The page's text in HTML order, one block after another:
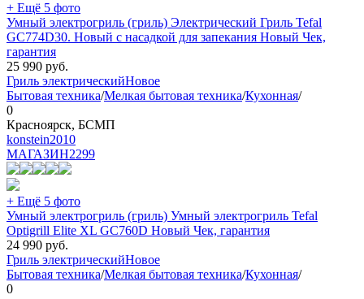
+ Ещё 5 фото
Умный электрогриль (гриль) Электрический Гриль Tefal
GC774D30. Новый с насадкой для запекания Новый Чек,
гарантия
25 990 руб.
Гриль электрическийНовое
Бытовая техника/Мелкая бытовая техника/Кухонная/
0
Красноярск, БСМП
konstein2010
МАГАЗИН2299
+ Ещё 5 фото
Умный электрогриль (гриль) Умный электрогриль Tefal
Optigrill Elite XL GC760D Новый Чек, гарантия
24 990 руб.
Гриль электрическийНовое
Бытовая техника/Мелкая бытовая техника/Кухонная/
0